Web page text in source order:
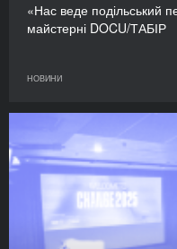
«Нас веде подільський
майстерні DOCU/ТАБІР
НОВИНИ